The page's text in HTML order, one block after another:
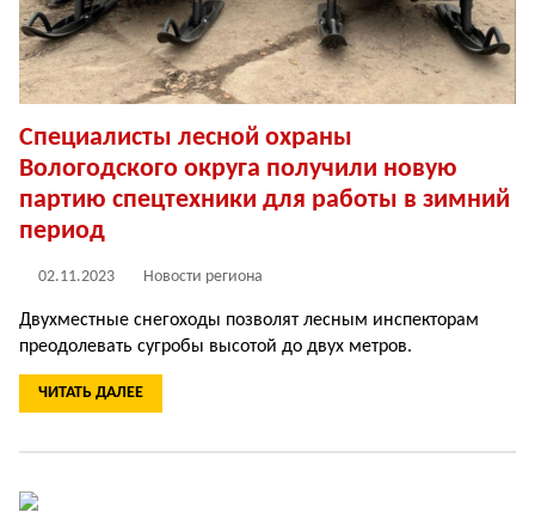
Специалисты лесной охраны
Вологодского округа получили новую
партию спецтехники для работы в зимний
период
02.11.2023 Новости региона
Двухместные снегоходы позволят лесным инспекторам
преодолевать сугробы высотой до двух метров.
ЧИТАТЬ ДАЛЕЕ